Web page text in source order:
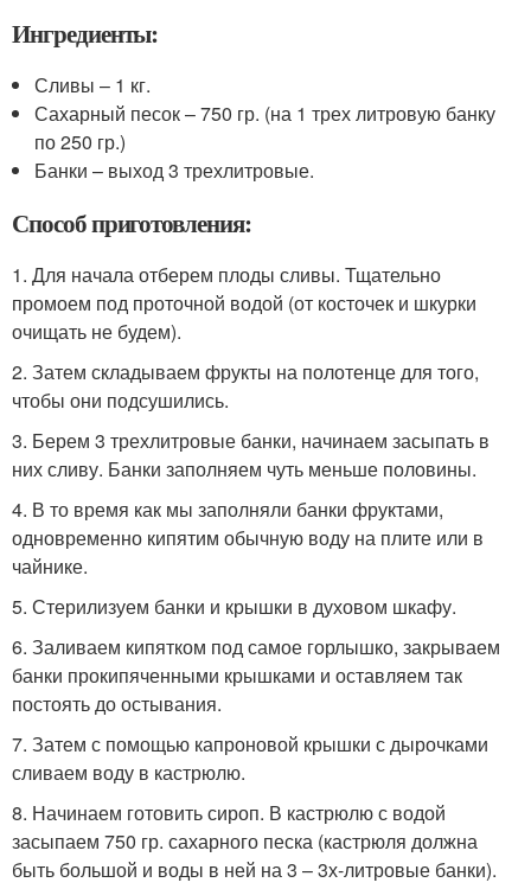
Ингредиенты:
Сливы – 1 кг.
Сахарный песок – 750 гр. (на 1 трех литровую банку
по 250 гр.)
Банки – выход 3 трехлитровые.
Способ приготовления:
1. Для начала отберем плоды сливы. Тщательно
промоем под проточной водой (от косточек и шкурки
очищать не будем).
2. Затем складываем фрукты на полотенце для того,
чтобы они подсушились.
3. Берем 3 трехлитровые банки, начинаем засыпать в
них сливу. Банки заполняем чуть меньше половины.
4. В то время как мы заполняли банки фруктами,
одновременно кипятим обычную воду на плите или в
чайнике.
5. Стерилизуем банки и крышки в духовом шкафу.
6. Заливаем кипятком под самое горлышко, закрываем
банки прокипяченными крышками и оставляем так
постоять до остывания.
7. Затем с помощью капроновой крышки с дырочками
сливаем воду в кастрюлю.
8. Начинаем готовить сироп. В кастрюлю с водой
засыпаем 750 гр. сахарного песка (кастрюля должна
быть большой и воды в ней на 3 – 3х-литровые банки).